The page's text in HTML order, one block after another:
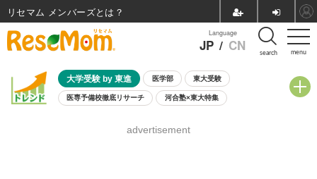
menu
Language
JP / CN search
大学受験 by 東進 医学部 東大受験
医専予備校徹底リサーチ 河合塾×東大特集
8月開催学校説明会・相談会
advertisement
リセマム メンバーズ